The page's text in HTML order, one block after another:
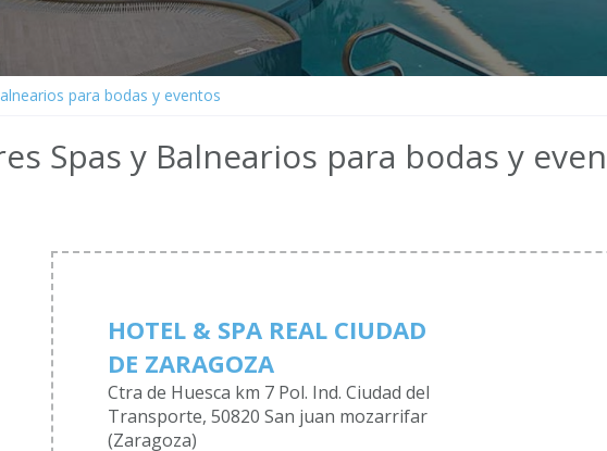
para bodas y eventos
Spas y Balnearios para bodas y
HOTEL & SPA REAL CIUDAD
DE ZARAGOZA
Ctra de Huesca km 7 Pol. Ind. Ciudad del
Transporte, 50820 San juan mozarrifar
(Zaragoza)